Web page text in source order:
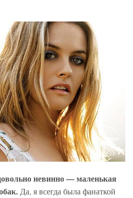
невинно — маленькая
Да, я всегда была фанаткой